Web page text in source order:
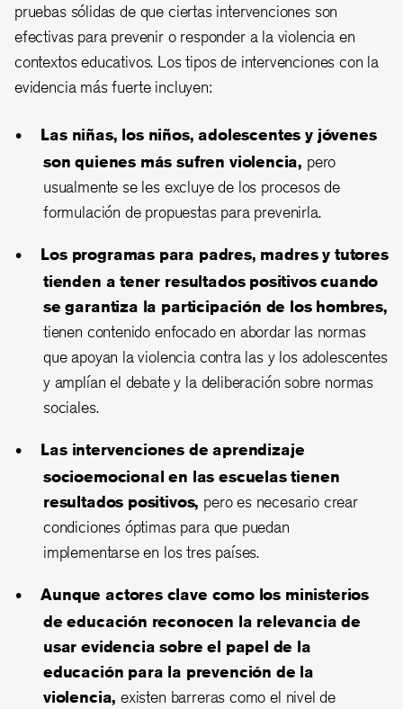
pruebas sólidas de que ciertas intervenciones son
efectivas para prevenir o responder a la violencia en
contextos educativos. Los tipos de intervenciones con la
evidencia más fuerte incluyen:
Las niñas, los niños, adolescentes y jóvenes
son quienes más sufren violencia, pero
usualmente se les excluye de los procesos de
formulación de propuestas para prevenirla.
Los programas para padres, madres y tutores
tienden a tener resultados positivos cuando
se garantiza la participación de los hombres,
tienen contenido enfocado en abordar las normas
que apoyan la violencia contra las y los adolescentes
y amplían el debate y la deliberación sobre normas
sociales.
Las intervenciones de aprendizaje
socioemocional en las escuelas tienen
resultados positivos, pero es necesario crear
condiciones óptimas para que puedan
implementarse en los tres países.
Aunque actores clave como los ministerios
de educación reconocen la relevancia de
usar evidencia sobre el papel de la
educación para la prevención de la
violencia, existen barreras como el nivel de